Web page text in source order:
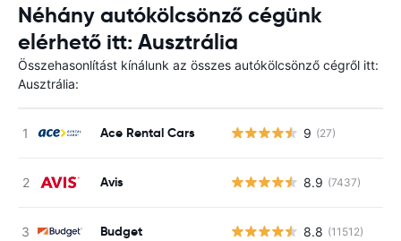
Néhány autókölcsönző cégünk
elérhető itt: Ausztrália
Összehasonlítást kínálunk az összes autókölcsönző cégről itt:
Ausztrália:
Ace Rental Cars 9 (27)
Avis 8.9 (7437)
Budget 8.8 (11512)